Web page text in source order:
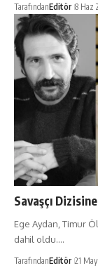
TarafındanEditör 8 Haz
Savaşçı
Ege Aydan, Timur
dahil oldu.…
TarafındanEditör 21